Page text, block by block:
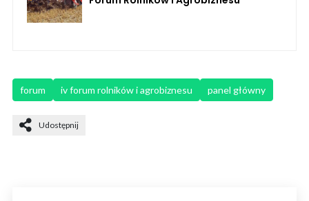
forum iv forum rolników i agrobiznesu panel główny
Udostępnij